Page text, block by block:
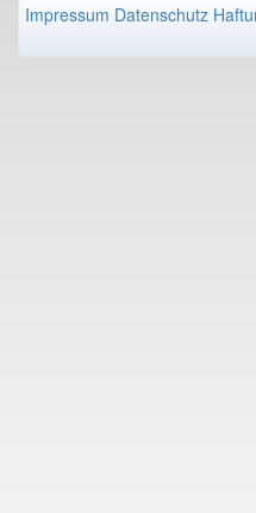
Impressum Datenschutz